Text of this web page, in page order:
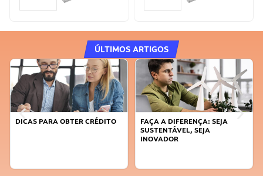
ÚLTIMOS ARTIGOS
DICAS PARA OBTER CRÉDITO
FAÇA A DIFERENÇA: SEJA
SUSTENTÁVEL, SEJA
INOVADOR